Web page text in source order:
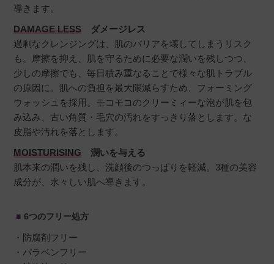
導きます。
DAMAGE LESS ダメージレス
過剰なクレンジングは、肌のバリアを壊してしまうリスク
も。摩擦を抑え、肌を守るために必要な潤いを残しつつ、
少しの摩擦でも、毎日積み重なることで様々な肌トラブル
の原因に。肌への負担を最大限減らすため、フォーミング
ウォッシュを採用。モコモコのクリーミィーな泡が肌を包
み込み、古い角質・毛穴の汚れをすっきり落とします。な
皮脂や汚れを落とします。
MOISTURISING 潤いを与える
肌本来の潤いを残し、洗顔後のつっぱりを軽減。3種の美容
成分が、水々しい肌へ導きます。
6つのフリー処方
・防腐剤フリー
・パラベンフリー